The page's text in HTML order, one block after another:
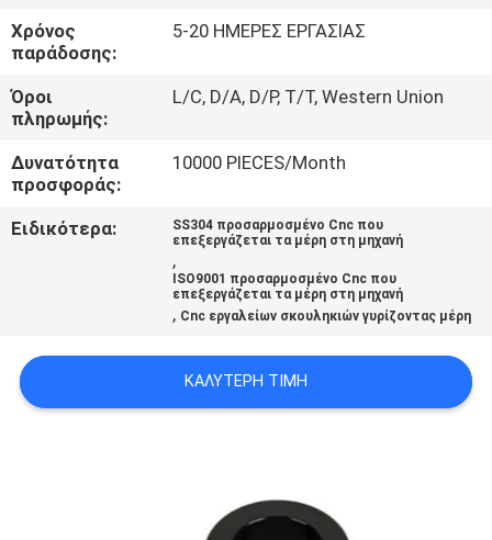
ΕΙΔΉΣΕΙΣ
ΖΗΤΉΣΤΕ
ΠΡΟΣΦΟΡΆ
ΧΆΡΤΗΣ
ΙΣΤΟΣΕΛΊΔΑΣ
ΠΟΛΙΤΙΚΉ
ΑΠΟΡΡΉΤΟΥ
Χρόνος
παράδοσης:
5-20 ΗΜΕΡΕΣ ΕΡΓΑΣΙΑΣ
Όροι
πληρωμής:
L/C, D/A, D/P, T/T, Western Union
Δυνατότητα
προσφοράς:
10000 PIECES/Month
Ειδικότερα:
SS304 προσαρμοσμένο Cnc που
επεξεργάζεται τα μέρη στη μηχανή
,
ISO9001 προσαρμοσμένο Cnc που
επεξεργάζεται τα μέρη στη μηχανή
, Cnc εργαλείων σκουληκιών γυρίζοντας μέρη
ΚΑΛΎΤΕΡΗ ΤΙΜΉ